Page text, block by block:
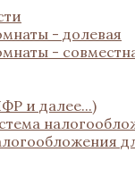
- долевая
-
и далее...)